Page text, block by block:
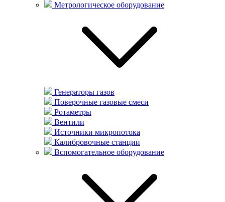
Метрологическое оборудование
Генераторы газов
Поверочные газовые смеси
Ротаметры
Вентили
Источники микропотока
Калибровочные станции
Вспомогательное оборудование